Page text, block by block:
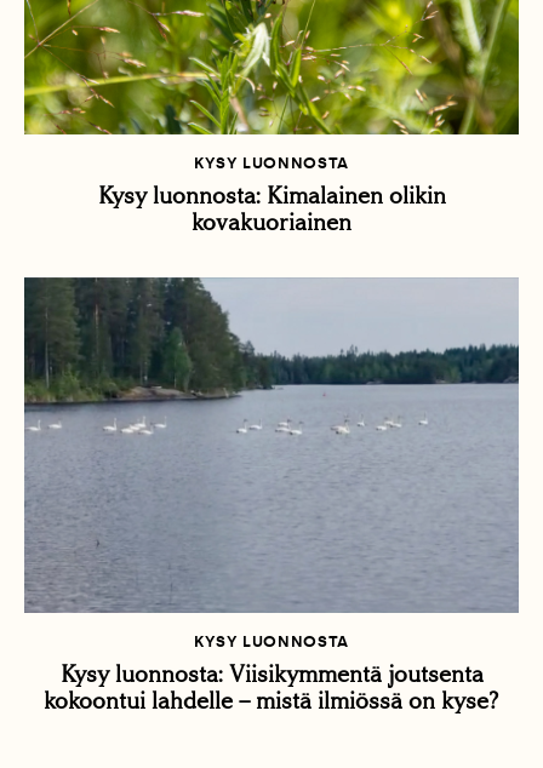
KYSY LUONNOSTA
Kysy luonnosta: Kimalainen olikin
kovakuoriainen
KYSY LUONNOSTA
Kysy luonnosta: Viisikymmentä joutsenta
kokoontui lahdelle – mistä ilmiössä on kyse?